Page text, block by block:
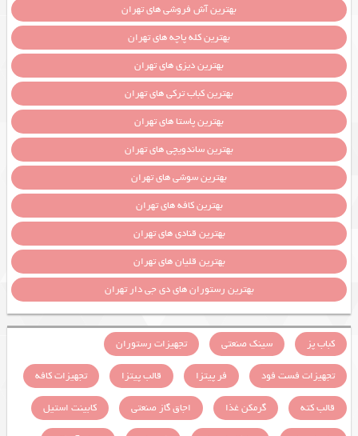
بهترین آش فروشی های تهران
بهترین کله پاچه های تهران
بهترین دیزی های تهران
بهترین کباب ترکی های تهران
بهترین پاستا های تهران
بهترین ساندویچی های تهران
بهترین سوشی های تهران
بهترین کافه های تهران
بهترین قنادی های تهران
بهترین قلیان های تهران
بهترین رستوران های دی جی دار تهران
کباب پز سینک صنعتی
تجهیزات رستوران
تجهیزات فست فود
فر پیتزا قالب پیتزا
تجهیزات کافه
قالب کته
گرمکن غذا اجاق گاز صنعتی
کابینت استیل